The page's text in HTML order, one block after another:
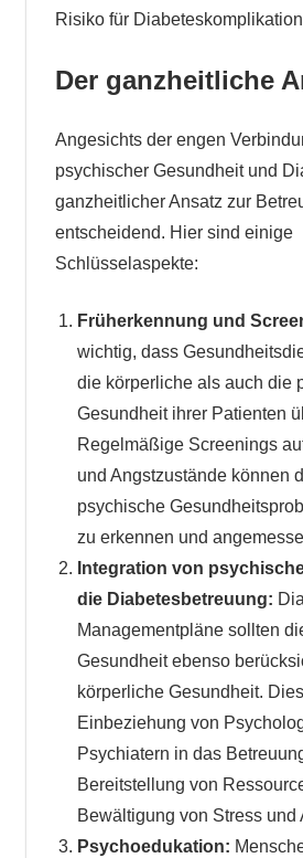
Risiko für
Der ganzheitliche
Angesichts der engen
psychischer Gesundheit und
ganzheitlicher Ansatz zur
entscheidend. Hier sind einige
Schlüsselaspekte:
Früherkennung und
wichtig, dass
die körperliche als auch die
Gesundheit ihrer Patienten
Regelmäßige Screenings
und Angstzustände können
psychische
zu erkennen und
Integration von
die Diabetesbetreuung:
Managementpläne sollten
Gesundheit ebenso
körperliche Gesundheit.
Einbeziehung von
Psychiatern in das
Bereitstellung von
Bewältigung von Stress und
Psychoedukation: